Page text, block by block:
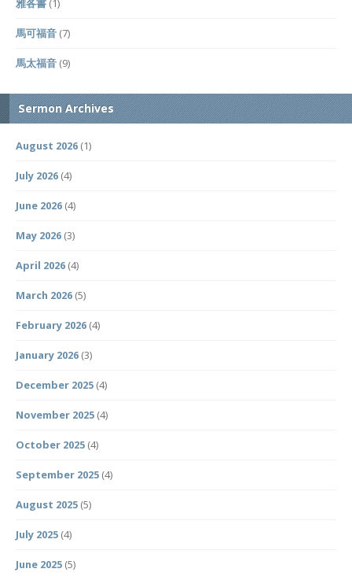
雅各書 (1)
馬可福音 (7)
馬太福音 (9)
Sermon Archives
August 2026 (1)
July 2026 (4)
June 2026 (4)
May 2026 (3)
April 2026 (4)
March 2026 (5)
February 2026 (4)
January 2026 (3)
December 2025 (4)
November 2025 (4)
October 2025 (4)
September 2025 (4)
August 2025 (5)
July 2025 (4)
June 2025 (5)